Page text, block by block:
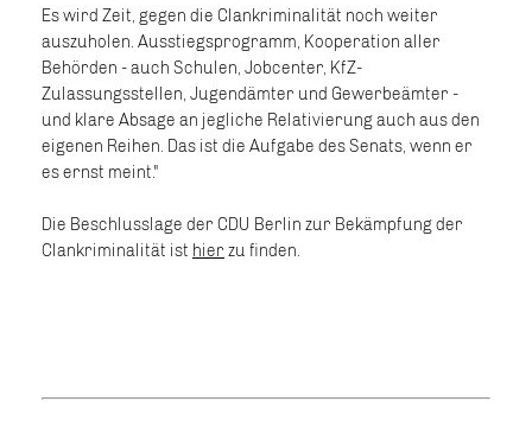
Es wird Zeit, gegen die Clankriminalität noch weiter
auszuholen. Ausstiegsprogramm, Kooperation aller
Behörden - auch Schulen, Jobcenter, KfZ-
Zulassungsstellen, Jugendämter und Gewerbeämter -
und klare Absage an jegliche Relativierung auch aus den
eigenen Reihen. Das ist die Aufgabe des Senats, wenn er
es ernst meint."
Die Beschlusslage der CDU Berlin zur Bekämpfung der
Clankriminalität ist hier zu finden.